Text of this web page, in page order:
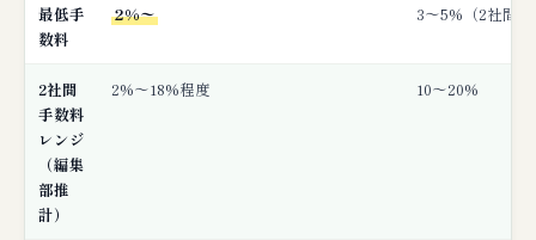
最低手
数料
2%〜 3〜5%（2社間
2社間
手数料
レンジ
（編集
部推
計）
2%〜18%程度 10〜20%